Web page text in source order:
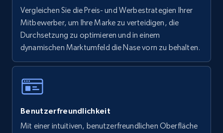
Vergleichen Sie die Preis- und Werbestrategien Ihrer
Mitbewerber, um Ihre Marke zu verteidigen, die
Durchsetzung zu optimieren und in einem
dynamischen Marktumfeld die Nase vorn zu behalten.
Benutzerfreundlichkeit
Mit einer intuitiven, benutzerfreundlichen Oberfläche